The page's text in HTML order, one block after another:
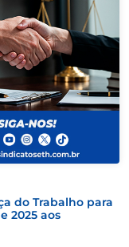
do Trabalho para
2025 aos